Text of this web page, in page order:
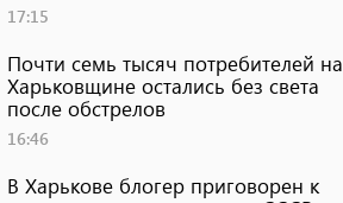
17:15
Почти семь тысяч потребителей на
Харьковщине остались без света
после обстрелов
16:46
В Харькове блогер приговорен к